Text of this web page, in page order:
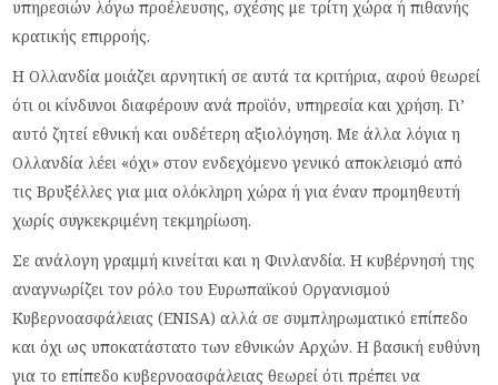
υπηρεσιών λόγω προέλευσης, σχέσης με τρίτη χώρα ή πιθανής
κρατικής επιρροής.
Η Ολλανδία μοιάζει αρνητική σε αυτά τα κριτήρια, αφού θεωρεί
ότι οι κίνδυνοι διαφέρουν ανά προϊόν, υπηρεσία και χρήση. Γι’
αυτό ζητεί εθνική και ουδέτερη αξιολόγηση. Με άλλα λόγια η
Ολλανδία λέει «όχι» στον ενδεχόμενο γενικό αποκλεισμό από
τις Βρυξέλλες για μια ολόκληρη χώρα ή για έναν προμηθευτή
χωρίς συγκεκριμένη τεκμηρίωση.
Σε ανάλογη γραμμή κινείται και η Φινλανδία. Η κυβέρνησή της
αναγνωρίζει τον ρόλο του Ευρωπαϊκού Οργανισμού
Κυβερνοασφάλειας (ENISA) αλλά σε συμπληρωματικό επίπεδο
και όχι ως υποκατάστατο των εθνικών Αρχών. Η βασική ευθύνη
για το επίπεδο κυβερνοασφάλειας θεωρεί ότι πρέπει να